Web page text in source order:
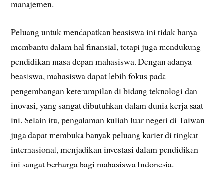
manajemen.
Peluang untuk mendapatkan beasiswa ini tidak hanya
membantu dalam hal finansial, tetapi juga mendukung
pendidikan masa depan mahasiswa. Dengan adanya
beasiswa, mahasiswa dapat lebih fokus pada
pengembangan keterampilan di bidang teknologi dan
inovasi, yang sangat dibutuhkan dalam dunia kerja saat
ini. Selain itu, pengalaman kuliah luar negeri di Taiwan
juga dapat membuka banyak peluang karier di tingkat
internasional, menjadikan investasi dalam pendidikan
ini sangat berharga bagi mahasiswa Indonesia.